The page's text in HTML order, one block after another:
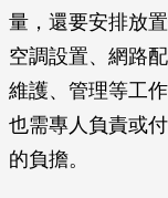
量，還要安排放
空調設置、網路
維護、管理等工
也需專人負責或
的負擔。